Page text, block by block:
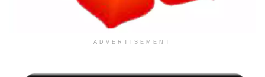
ADVERTISEMENT